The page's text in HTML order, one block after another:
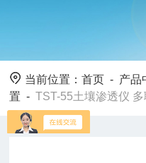
当前位置：首页 - 产品
置 -TST-55土壤渗透仪